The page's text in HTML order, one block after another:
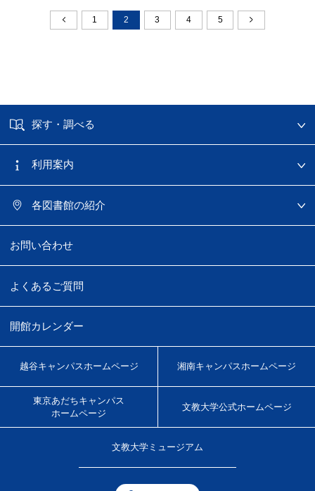
1 2 3 4 5
探す・調べる
利用案内
各図書館の紹介
お問い合わせ
よくあるご質問
開館カレンダー
越谷キャンパスホームページ 湘南キャンパスホームページ
東京あだちキャンパス
ホームページ
文教大学公式ホームページ
文教大学 ミュージアム